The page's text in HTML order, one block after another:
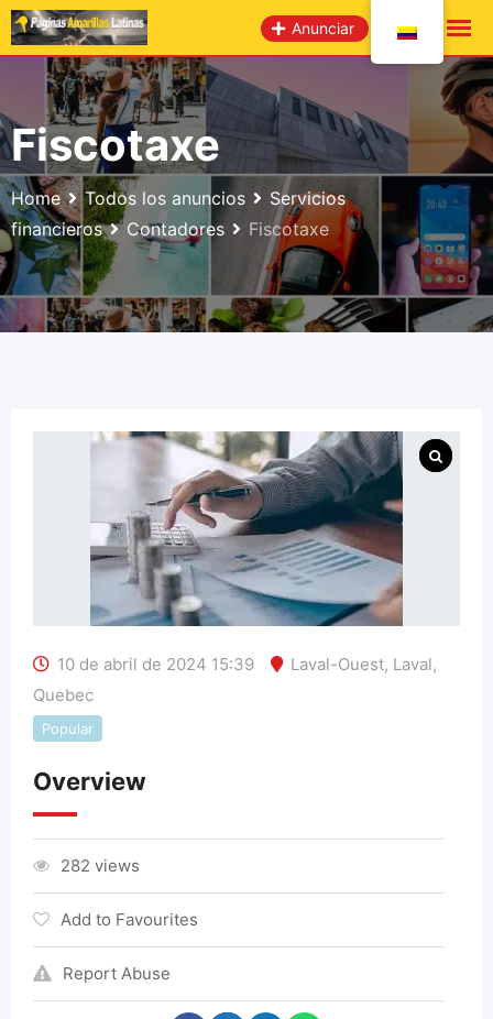
saltar
al
contenido
Anunciar
Fiscotaxe
Home Todos los anuncios
Servicios
financieros
Contadores Fiscotaxe
10 de abril de 2024 15:39 Laval-Ouest, Laval,
Quebec
Popular
Overview
282 views
Add to Favourites
Report Abuse